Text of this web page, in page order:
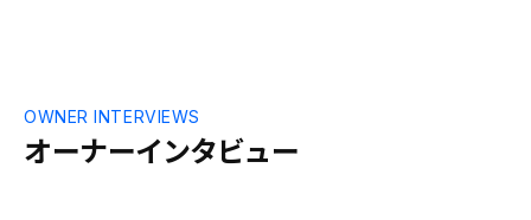
オーナーインタビュー
OWNER INTERVIEWS